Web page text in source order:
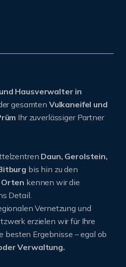
Hausverwalter in
gesamten Vulkaneifel und
Ihr zuverlässiger Partner
Daun, Gerolstein,
bis hin zu den
kennen wir die
Detail.
Vernetzung und
erzielen wir für Ihre
besten Ergebnisse – egal ob
Verwaltung.